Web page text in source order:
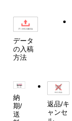
データ
の入稿
方法
納
期/
送
返品/キ
ャンセ